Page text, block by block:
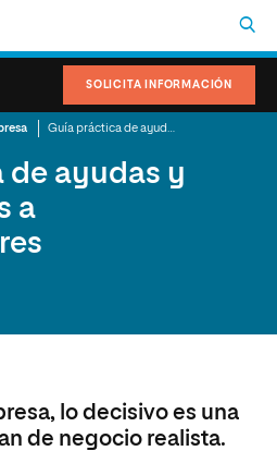
SOLICITA INFORMACIÓN
de ayudas y
a
lo decisivo es una
de negocio realista.